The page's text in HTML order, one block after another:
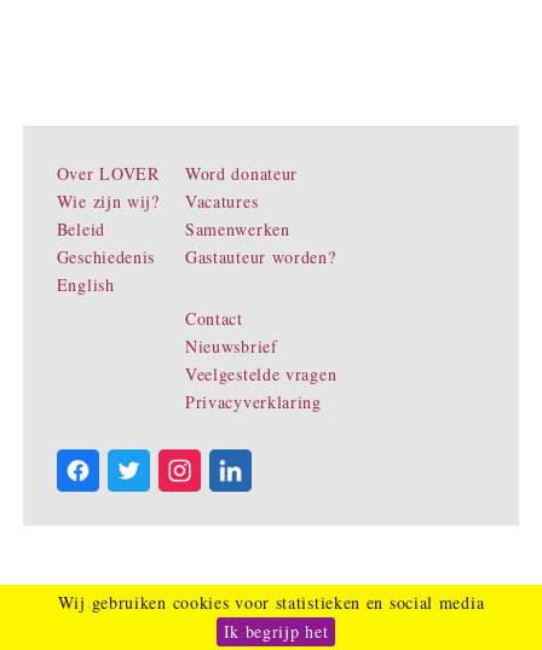
Wij gebruiken cookies voor statistieken en social media
Ik begrijp het
Over LOVER
Wie zijn wij?
Beleid
Geschiedenis
English
Word donateur
Vacatures
Samenwerken
Gastauteur worden?
Contact
Nieuwsbrief
Veelgestelde vragen
Privacyverklaring